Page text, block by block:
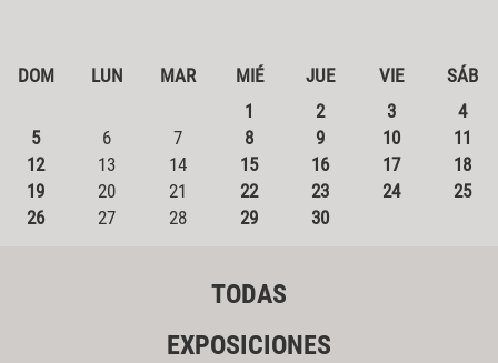
DOM LUN MAR MIÉ JUE VIE
SÁB
1
2 3
4
5
6 7 8 9 10
11
12
13 14 15 16 17
18
19
20 21 22 23 24
25
26
27 28 29 30
TODAS
EXPOSICIONES